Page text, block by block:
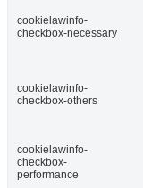
cookielawinfo-
checkbox-necessary
cookielawinfo-
checkbox-others
cookielawinfo-
checkbox-
performance